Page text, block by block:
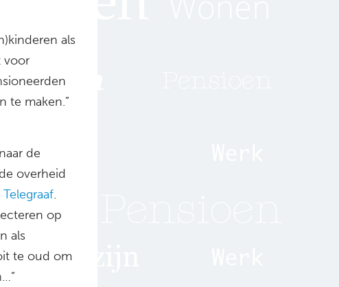
als
voor
te maken.”
de
overheid
Telegraaf.
op
als
te oud om